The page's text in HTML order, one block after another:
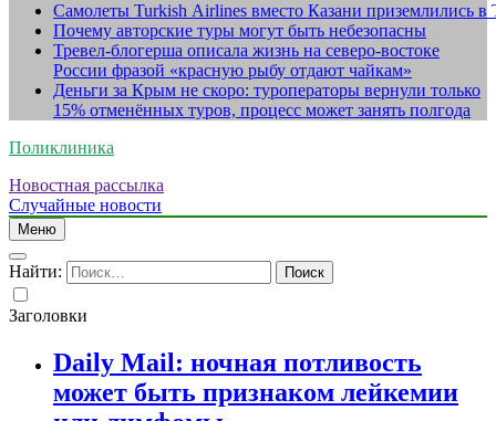
Самолеты Turkish Airlines вместо Казани приземлились в
Почему авторские туры могут быть небезопасны
Тревел-блогерша описала жизнь на северо-востоке
России фразой «красную рыбу отдают чайкам»
Деньги за Крым не скоро: туроператоры вернули только
15% отменённых туров, процесс может занять полгода
Поликлиника
Новостная рассылка
Случайные новости
Меню
Найти:
Заголовки
Daily Mail: ночная потливость
может быть признаком лейкемии